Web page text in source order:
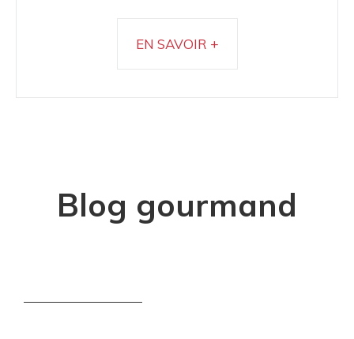
EN SAVOIR +
Blog gourmand